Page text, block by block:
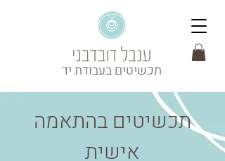
תכשיטים בעבודת יד
תכשיטים בהתאמה
אישית